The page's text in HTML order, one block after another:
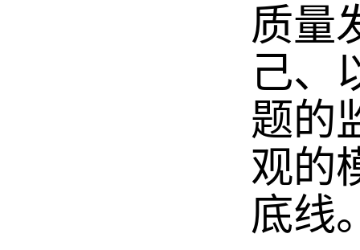
质量
己、
题的
观的
底线